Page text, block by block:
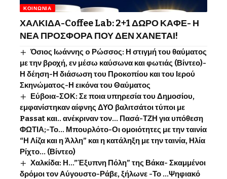
ΚΟΙΝΩΝΊΑ
ΧΑΛΚΙΔΑ-Coffee Lab: 2+1 ΔΩΡΟ ΚΑΦΕ- Η
ΝΕΑ ΠΡΟΣΦΟΡΑ ΠΟΥ ΔΕΝ ΧΑΝΕΤΑΙ!
Όσιος Ιωάννης o Ρώσσος: Η στιγμή του θαύματος
με την βροχή, εν μέσω καύσωνα και φωτιάς (Βίντεο)-
Η δέηση-Η διάσωση του Προκοπίου και του Ιερού
Σκηνώματος-Η εικόνα του Θαύματος
Εύβοια-ΣΟΚ: Σε ποια υπηρεσία του Δημοσίου,
εμφανίστηκαν αίφνης ΔΥΟ βαλιτσάτοι τύποι με
Passat και.. ανέκριναν τον… Πασά-ΤΖΗ για υπόθεση
ΦΩΤΙΑ;-Το… Μπουρλότο-Οι ομοιότητες με την ταινία
“Η Λίζα και η Άλλη” και η κατάληξη με την ταινία, Ηλία
Ρίχτο… (Βίντεο)
Χαλκίδα: Η…”Έξυπνη Πόλη” της Βάκα- Σκαμμένοι
δρόμοι τον Αύγουστο-Ράβε, ξήλωνε -Το …Ψηφιακό